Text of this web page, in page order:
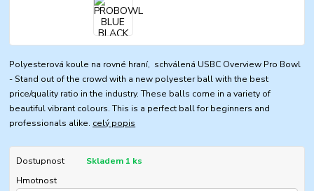
Polyesterová koule na rovné hraní, schválená USBC Overview Pro Bowl
- Stand out of the crowd with a new polyester ball with the best
price/quality ratio in the industry. These balls come in a variety of
beautiful vibrant colours. This is a perfect ball for beginners and
professionals alike. celý popis
Dostupnost
Skladem 1 ks
Hmotnost